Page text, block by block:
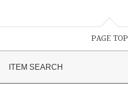
PAGE TOP
ITEM SEARCH